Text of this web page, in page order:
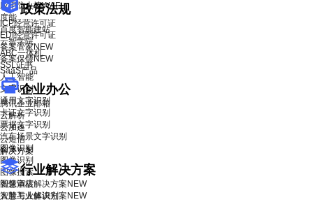
政策法规
ICP经营许可证
EDI经营许可证
备案管家NEW
备案保镖NEW
SaaS产品
企业办公
腾讯企业邮箱
云解析
云加速
云短信
解决方案
行业解决方案
智慧酒店解决方案 NEW
智慧工业解决方案 NEW
应用防火墙WAF
度能
百度智能建站
云智学院
ABC一体机
SSL证书
人工智能
文字识别
通用文字识别
卡证文字识别
票据文字识别
汽车场景文字识别
图像识别
图像识别
图像搜索
图像审核
人脸与人体识别